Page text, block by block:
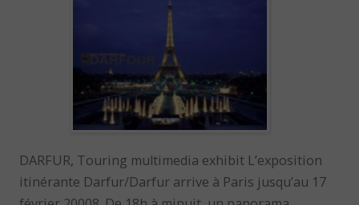
DARFUR, Touring multimedia exhibit L’exposition
itinérante Darfur/Darfur arrive à Paris jusqu’au 17